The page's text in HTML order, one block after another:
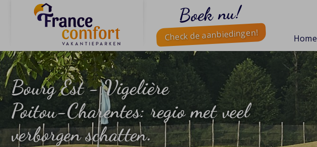
Boek nu!
Check de aanbiedingen! Home
Bourg Est - Vigelière
Poitou-Charentes: regio met veel
verborgen schatten.